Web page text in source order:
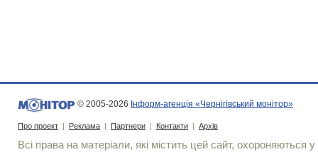
© 2005-2026 Інформ-агенція «Чернігівський монітор»
Про проект | Реклама | Партнери | Контакти | Архів
Всі права на матеріали, які містить цей сайт, охороняються у